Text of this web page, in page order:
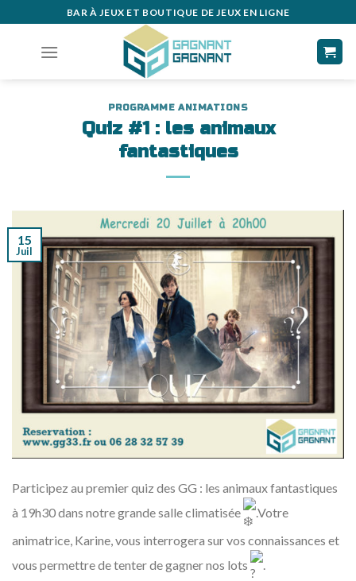
content
BAR À JEUX ET BOUTIQUE DE JEUX EN LIGNE
PROGRAMME ANIMATIONS
Quiz #1 : les animaux
fantastiques
15
Juil
Participez au premier quiz des GG : les animaux fantastiques
à 19h30 dans notre grande salle climatisée
.Votre
animatrice, Karine, vous interrogera sur vos connaissances et
vous permettre de tenter de gagner nos lots
.